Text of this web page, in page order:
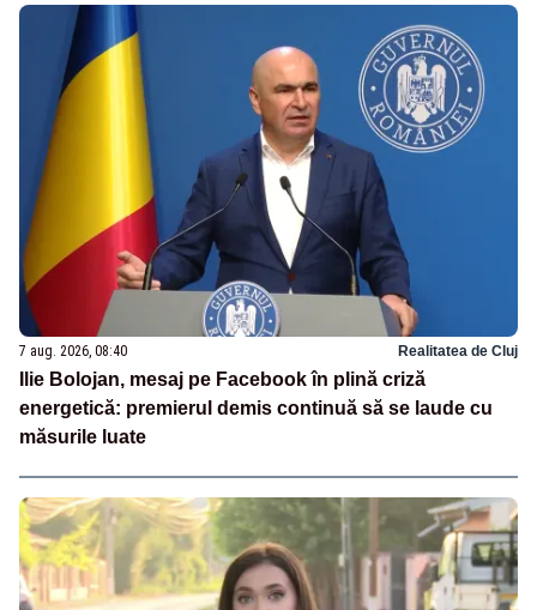
7 aug. 2026, 08:40 Realitatea de Cluj
Ilie Bolojan, mesaj pe Facebook în plină criză
energetică: premierul demis continuă să se laude cu
măsurile luate